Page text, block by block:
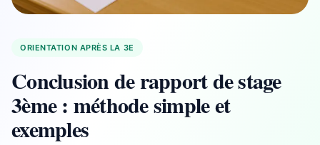
ORIENTATION APRÈS LA 3E
Conclusion de rapport de stage
3ème : méthode simple et
exemples